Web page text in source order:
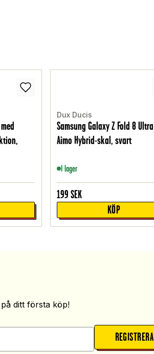
Dux Ducis
Samsung Galaxy Z Fold 8 Ultra
Aimo Hybrid-skal, svart
I lager
199 SEK
KÖP
ditt första köp!
REGISTRERA